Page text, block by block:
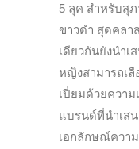
5 ลุค สำหรับสุ
ขาวดำ สุดคลา
เดียวกันยังนำเ
หญิงสามารถเลื
เปี่ยมด้วยควา
แบรนด์ที่นำเส
เอกลักษณ์ความ